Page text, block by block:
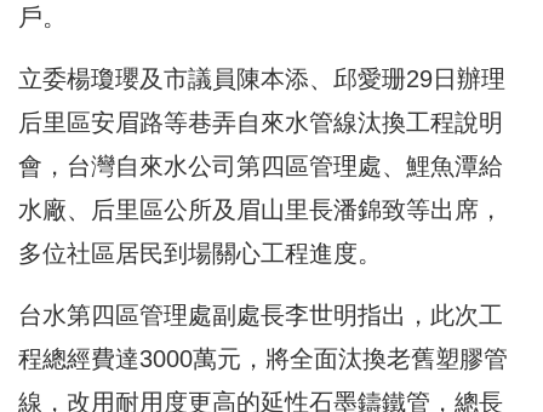
戶。
立委楊瓊瓔及市議員陳本添、邱愛珊29日辦理
后里區安眉路等巷弄自來水管線汰換工程說明
會，台灣自來水公司第四區管理處、鯉魚潭給
水廠、后里區公所及眉山里長潘錦致等出席，
多位社區居民到場關心工程進度。
台水第四區管理處副處長李世明指出，此次工
程總經費達3000萬元，將全面汰換老舊塑膠管
線，改用耐用度更高的延性石墨鑄鐵管，總長